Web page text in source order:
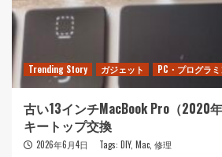
Trending Story ガジェット PC・プログラ
古い13インチMacBook Pro（2020
キートップ交換
2026年6月4日 Tags: DIY, Mac 修理